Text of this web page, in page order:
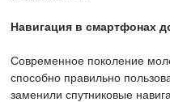
Навигация в смартфонах
Современное поколение
способно правильно
заменили спутниковые